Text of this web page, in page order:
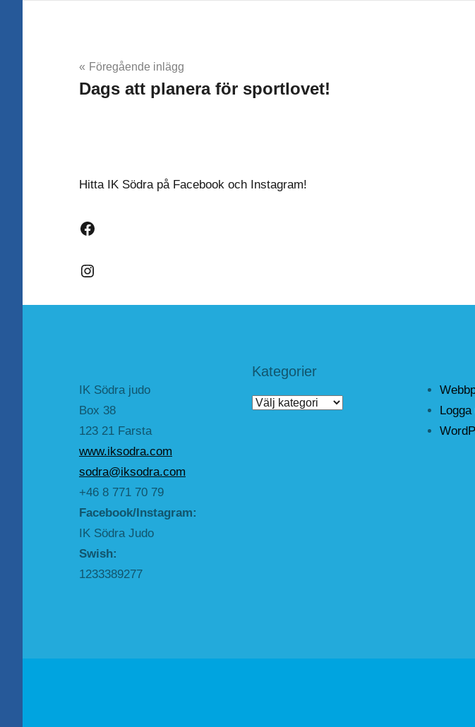
Inläggsnavigering
Föregående inlägg
Dags att planera för sportlovet!
Hitta IK Södra på Facebook och Instagram!
Facebook
Instagram
IK Södra judo
Box 38
123 21 Farsta
www.iksodra.com
sodra@iksodra.com
+46 8 771 70 79
Facebook/Instagram:
IK Södra Judo
Swish:
1233389277
Kategorier
Kategorier
Logga